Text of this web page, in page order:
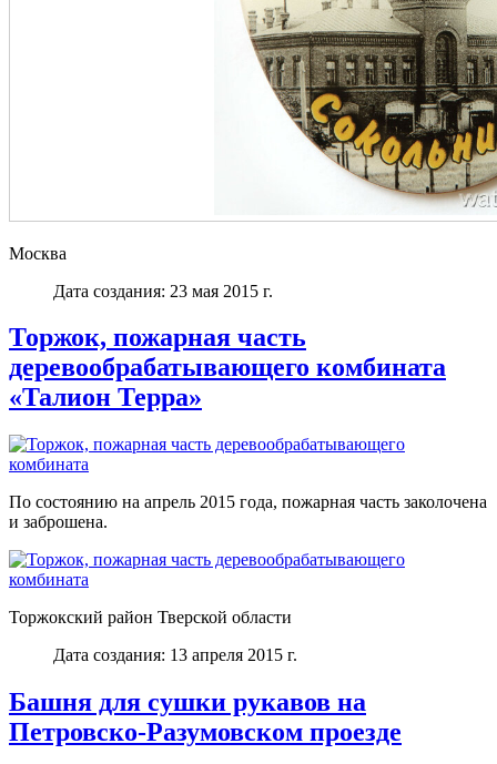
Москва
Дата создания: 23 мая 2015 г.
Торжок, пожарная часть
деревообрабатывающего комбината
«Талион Терра»
По состоянию на апрель 2015 года, пожарная часть заколочена
и заброшена.
Торжокский район Тверской области
Дата создания: 13 апреля 2015 г.
Башня для сушки рукавов на
Петровско-Разумовском проезде